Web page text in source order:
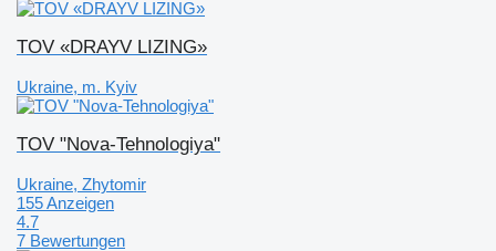
TOV «DRAYV LIZING»
Ukraine, m. Kyiv
TOV "Nova-Tehnologiya"
Ukraine, Zhytomir
155 Anzeigen
4.7
7 Bewertungen